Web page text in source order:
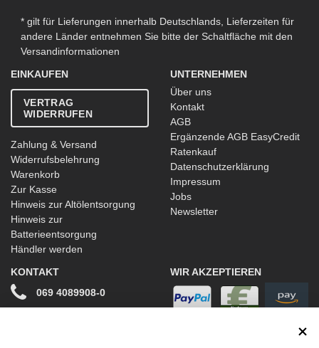
* gilt für Lieferungen innerhalb Deutschlands, Lieferzeiten für
andere Länder entnehmen Sie bitte der Schaltfläche mit den
Versandinformationen
EINKAUFEN
VERTRAG
WIDERRUFEN
Zahlung & Versand
Widerrufsbelehrung
Warenkorb
Zur Kasse
Hinweis zur Altölentsorgung
Hinweis zur
Batterieentsorgung
Händler werden
UNTERNEHMEN
Über uns
Kontakt
AGB
Ergänzende AGB EasyCredit
Ratenkauf
Datenschutzerklärung
Impressum
Jobs
Newsletter
KONTAKT
069 4089908-0
WIR AKZEPTIEREN